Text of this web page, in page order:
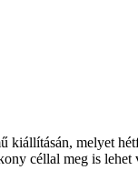
kiállításán, melyet
céllal meg is